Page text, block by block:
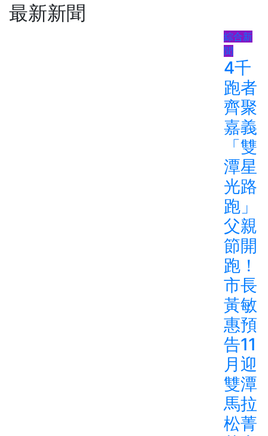
最新新聞
綜合新
聞
4千
跑者
齊聚
嘉義
「雙
潭星
光路
跑」
父親
節開
跑！
市長
黃敏
惠預
告11
月迎
雙潭
馬拉
松菁